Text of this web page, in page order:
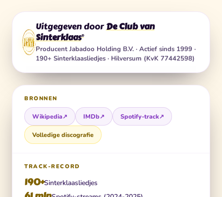
Uitgegeven doorDe Club van
Sinterklaas®
Producent Jabadoo Holding B.V.· Actief sinds 1999 ·
190+ Sinterklaasliedjes · Hilversum (KvK 77442598)
BRONNEN
Wikipedia↗ IMDb↗ Spotify-track↗
Volledige discografie
TRACK-RECORD
190+Sinterklaasliedjes